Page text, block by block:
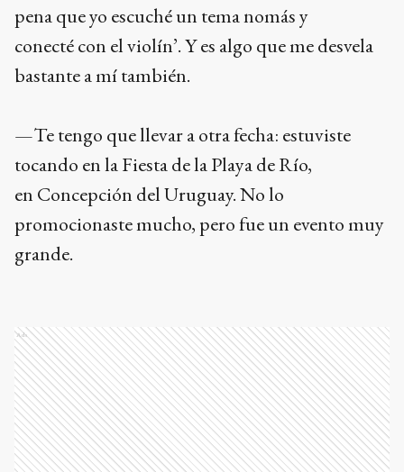
pena que yo escuché un tema nomás y
conecté con el violín’. Y es algo que me desvela
bastante a mí también.
—Te tengo que llevar a otra fecha: estuviste
tocando en la Fiesta de la Playa de Río,
en Concepción del Uruguay. No lo
promocionaste mucho, pero fue un evento muy
grande.
Ads